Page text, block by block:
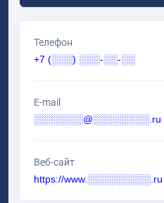
Телефон
+7 (░░░) ░░░-░░-░░
E-mail
░░░░░░░@░░░░░░░░.ru
Веб-сайт
https://www.░░░░░░░░░.ru